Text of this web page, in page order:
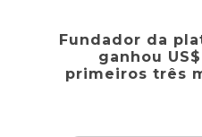
Fundador da
ganhou
primeiros três